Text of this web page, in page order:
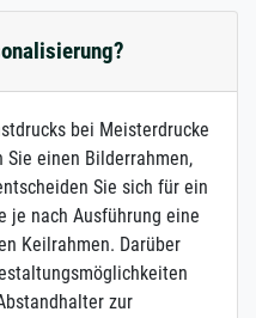
bei Meisterdrucke
einen Bilderrahmen,
Sie sich für ein
je nach Ausführung eine
Keilrahmen. Darüber
zur